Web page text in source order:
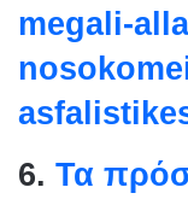
megali-
6. Τα